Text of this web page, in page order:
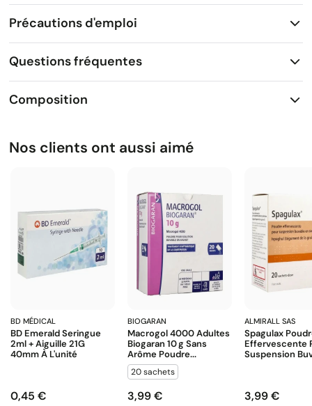
Précautions d'emploi
Questions fréquentes
Composition
Nos clients ont aussi aimé
BD MÉDICAL
BD Emerald Seringue
2ml + Aiguille 21G
40mm À L'unité
Prix
0,45 €
BIOGARAN
Macrogol 4000 Adultes
Biogaran 10 G Sans
Arôme Poudre...
20 sachets
Prix
3,99 €
ALMIRALL SAS
Spagulax
Effervescente
Suspension
Prix
3,99 €